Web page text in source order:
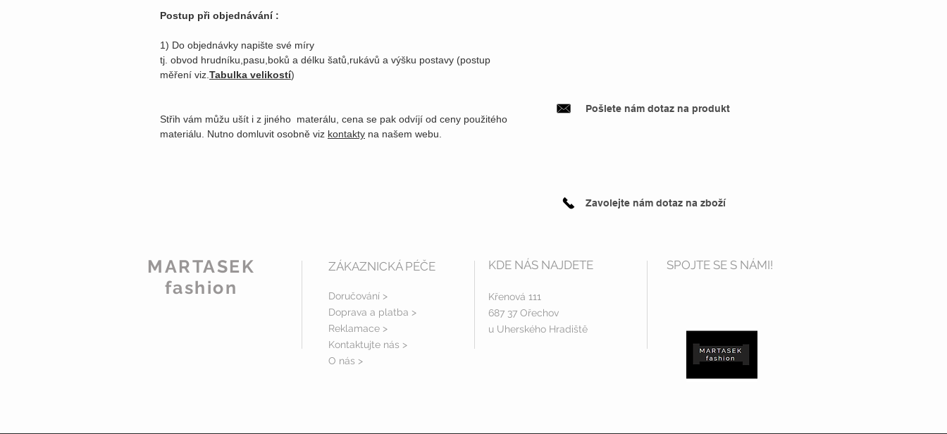
Postup při objednávání :
1) Do objednávky napište své míry
tj. obvod hrudníku,pasu,boků a délku šatů,rukávů a výšku postavy (postup
měření viz.Tabulka velikostí)
Střih vám můžu ušít i z jiného materálu, cena se pak odvíjí od ceny použitého
materiálu. Nutno domluvit osobně viz kontakty na našem webu.
Pošlete nám dotaz na produkt
Zavolejte nám dotaz na zboží
MARTASEK
fashion
ZÁKAZNICKÁ PÉČE
Doručování >
Doprava a platba >
Reklamace >
Kontaktujte nás >
O nás >
KDE NÁS NAJDETE
Křenová 111
687 37 Ořechov
u Uherského Hradiště
SPOJTE SE S NÁMI!